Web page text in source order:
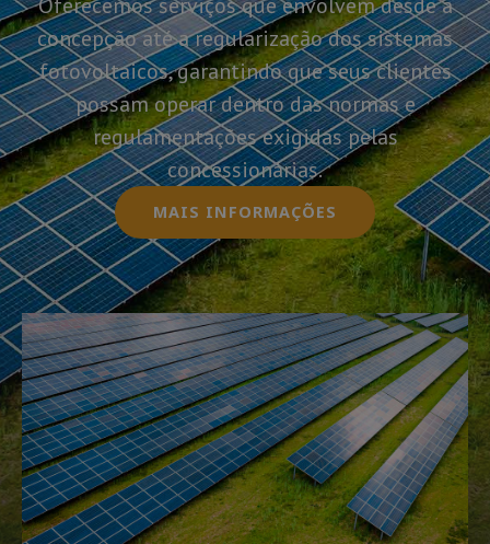
concepção até a regularização dos sistemas
fotovoltaicos, garantindo que seus clientes
possam operar dentro das normas e
regulamentações exigidas pelas
concessionárias.
MAIS INFORMAÇÕES